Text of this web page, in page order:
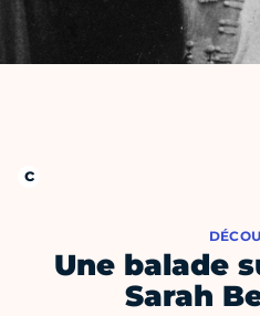
Une balade
Sarah